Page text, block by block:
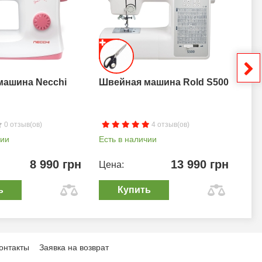
Necchi
0 отзыв(ов)
8 990 грн
Швейная машина Rold S500
4 отзыв(ов)
Есть в наличии
Цена: 13 990 грн
Купить
Заявка на возврат